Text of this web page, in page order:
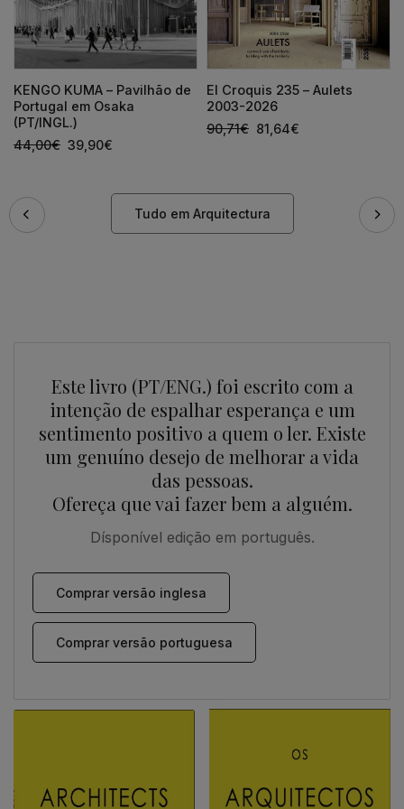
KENGO KUMA – Pavilhão de
Portugal em Osaka
(PT/INGL.)
44,00€ 39,90€
El Croquis 235 – Aulets
2003-2026
90,71€ 81,64€
Tudo em Arquitectura
Este livro (PT/ENG.) foi escrito com a
intenção de espalhar esperança e um
sentimento positivo a quem o ler. Existe
um genuíno desejo de melhorar a vida
das pessoas.
Ofereça que vai fazer bem a alguém.
Dísponível edição em português.
Comprar versão inglesa
Comprar versão portuguesa